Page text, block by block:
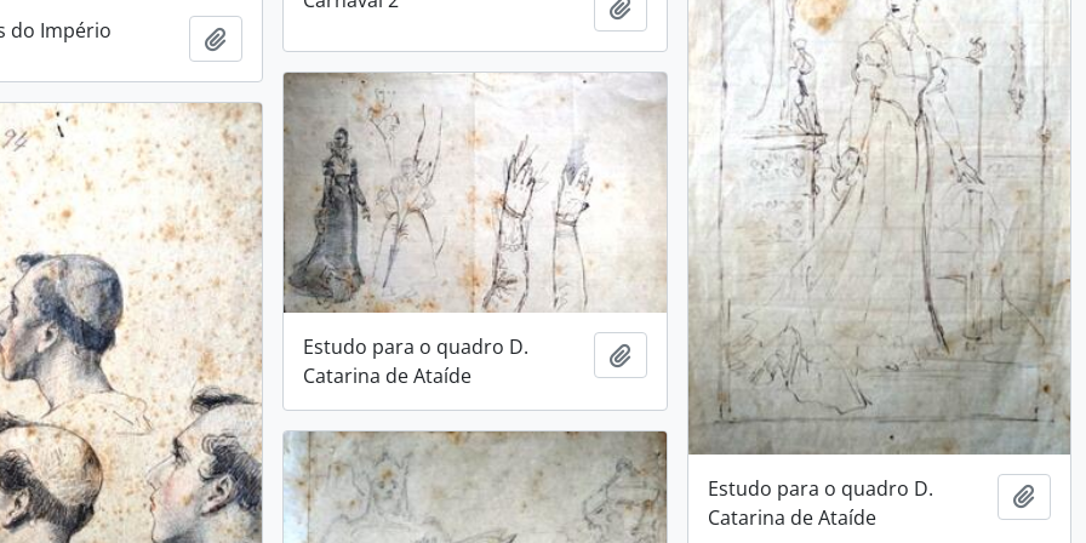
Adicionar a área de transferência
do Império
Estudo para o quadro D.
Catarina de Ataíde
Estudo para o quadro D.
Catarina de Ataíde
Adicionar a área de transferência